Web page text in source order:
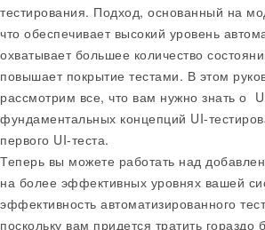
тестирования. Подход, основанный на
что обеспечивает высокий уровень
охватывает большее количество
повышает покрытие тестами. В этом
рассмотрим все, что вам нужно знать о
фундаментальных концепций UI-
первого UI-теста.
Теперь вы можете работать над
на более эффективных уровнях вашей
эффективность автоматизированного
поскольку вам придется тратить